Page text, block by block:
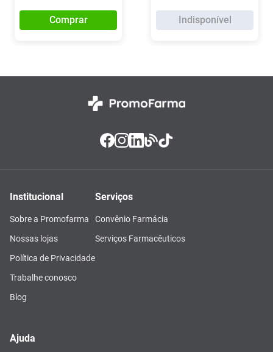
Comprar Indisponível
Institucional
Sobre a Promofarma
Nossas lojas
Política de Privacidade
Trabalhe conosco
Blog
Serviços
Convênio Farmácia
Serviços Farmacêuticos
Ajuda